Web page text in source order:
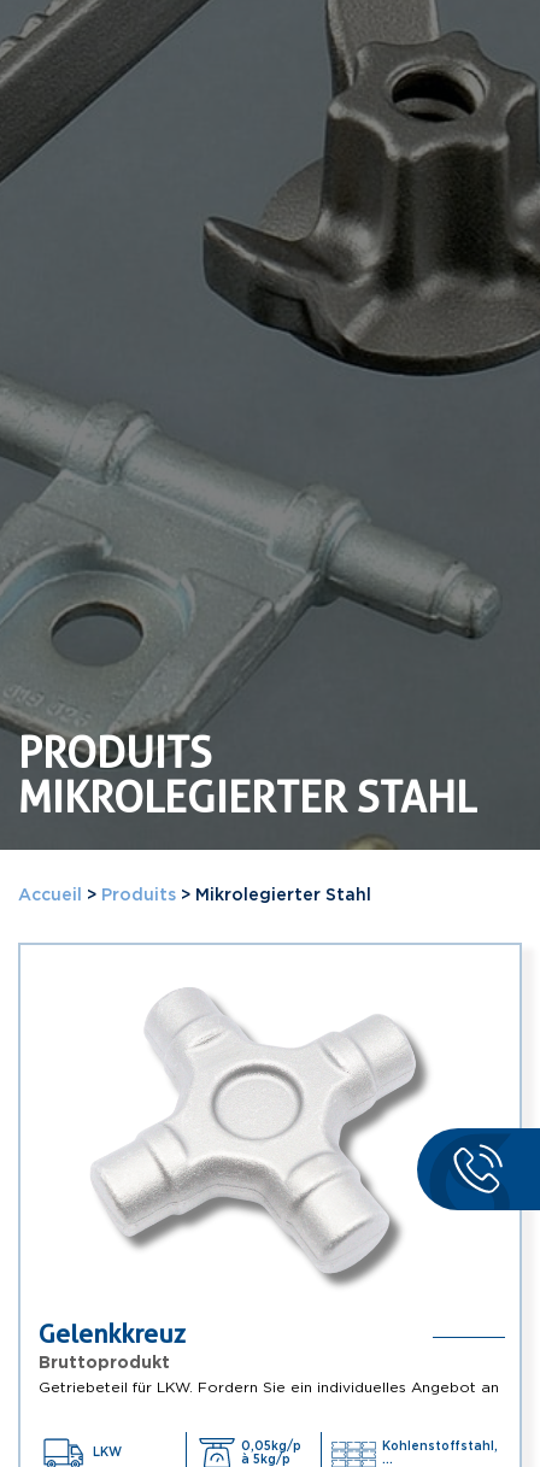
PRODUITS
MIKROLEGIERTER STAHL
Accueil > Produits > Mikrolegierter Stahl
Gelenkkreuz
Bruttoprodukt
Getriebeteil für LKW. Fordern Sie ein individuelles Angebot an
LKW
0,05kg/p
à 5kg/p
Kohlenstoffstahl,
...